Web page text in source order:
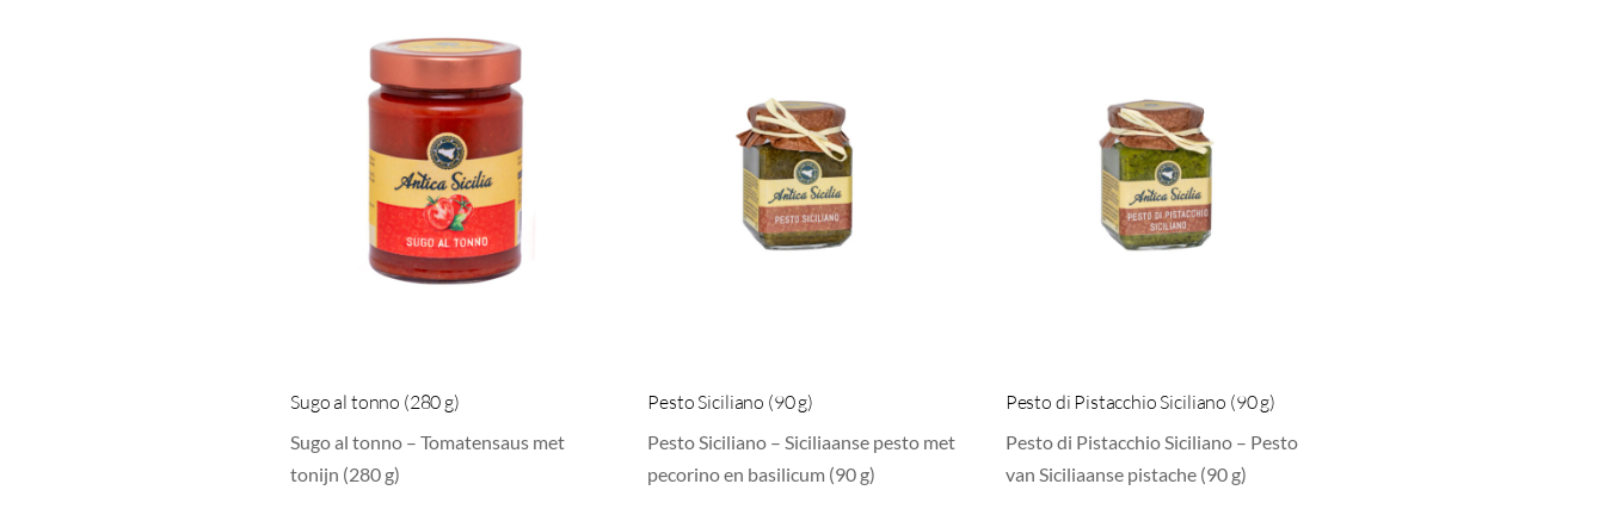
Sugo al tonno (280 g)
Sugo al tonno – Tomatensaus met
tonijn (280 g)
Pesto Siciliano (90 g)
Pesto Siciliano – Siciliaanse pesto met
pecorino en basilicum (90 g)
Pesto di Pistacchio Siciliano (90 g)
Pesto di Pistacchio Siciliano – Pesto
van Siciliaanse pistache (90 g)